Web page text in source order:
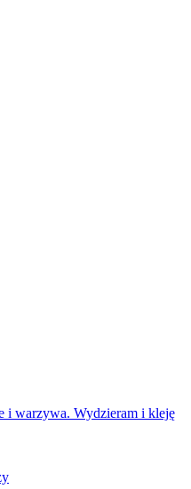
i warzywa. Wydzieram i kleję